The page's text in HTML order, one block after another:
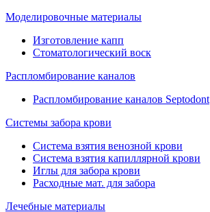
Моделировочные материалы
Изготовление капп
Стоматологический воск
Распломбирование каналов
Распломбирование каналов Septodont
Системы забора крови
Система взятия венозной крови
Система взятия капиллярной крови
Иглы для забора крови
Расходные мат. для забора
Лечебные материалы